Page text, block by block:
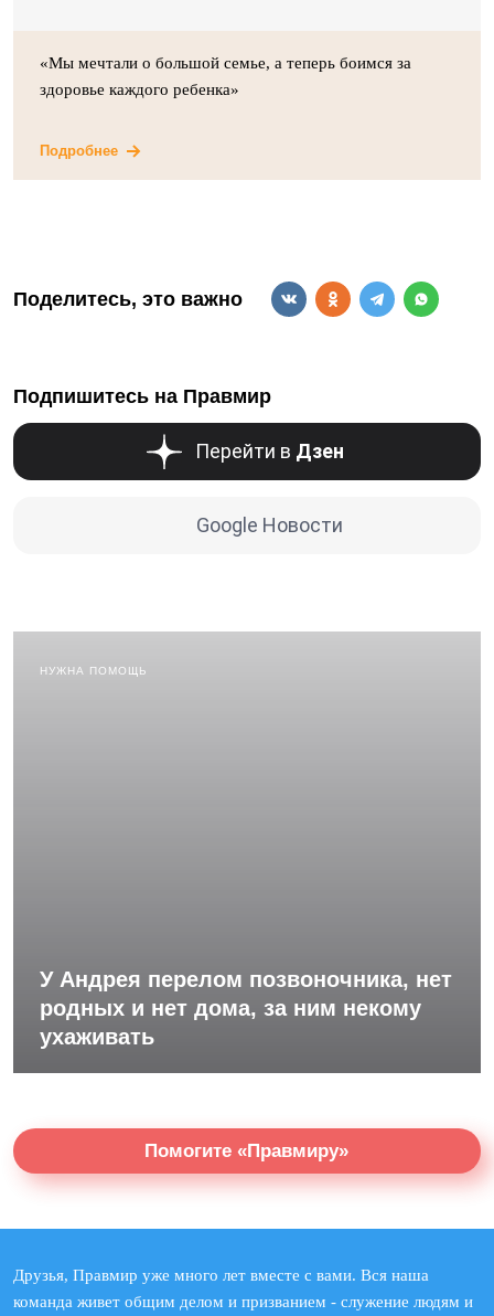
«Мы мечтали о большой семье, а теперь боимся за
здоровье каждого ребенка»
Подробнее
Поделитесь, это важно
Подпишитесь на Правмир
Перейти в Дзен
Google Новости
НУЖНА ПОМОЩЬ
У Андрея перелом позвоночника, нет
родных и нет дома, за ним некому
ухаживать
Помогите «Правмиру»
Друзья, Правмир уже много лет вместе с вами. Вся наша
команда живет общим делом и призванием - служение людям и